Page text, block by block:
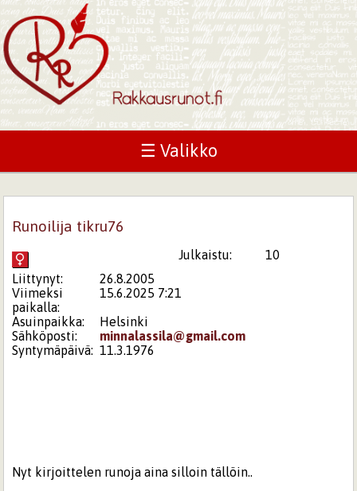
☰ Valikko
Runoilija tikru76
Julkaistu:
10
Liittynyt:
26.8.2005
Viimeksi
paikalla:
15.6.2025 7:21
Asuinpaikka:
Helsinki
Sähköposti:
minnalassila@gmail.com
Syntymäpäivä: 11.3.1976
Nyt kirjoittelen runoja aina silloin tällöin..